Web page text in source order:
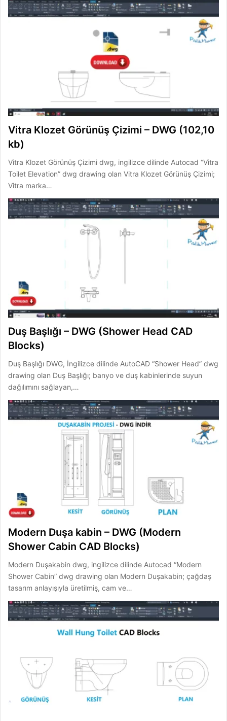
Vitra Klozet Görünüş Çizimi – DWG (102,10
kb)
Vitra Klozet Görünüş Çizimi dwg, ingilizce dilinde Autocad “Vitra
Toilet Elevation” dwg drawing olan Vitra Klozet Görünüş Çizimi;
Vitra marka…
Duş Başlığı – DWG (Shower Head CAD
Blocks)
Duş Başlığı DWG, İngilizce dilinde AutoCAD “Shower Head” dwg
drawing olan Duş Başlığı; banyo ve duş kabinlerinde suyun
dağılımını sağlayan,…
Modern Duşa kabin – DWG (Modern
Shower Cabin CAD Blocks)
Modern Duşakabin dwg, ingilizce dilinde Autocad “Modern
Shower Cabin” dwg drawing olan Modern Duşakabin; çağdaş
tasarım anlayışıyla üretilmiş, cam ve…